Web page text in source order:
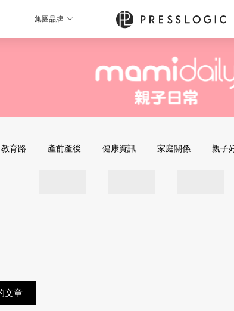
集團品牌
教育路 產前產後 健康資訊 家庭關係 親子
文章